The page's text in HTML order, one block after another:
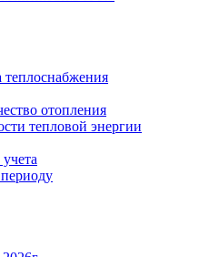
отопления
тепловой энергии